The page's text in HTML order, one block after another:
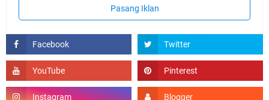
Pasang Iklan